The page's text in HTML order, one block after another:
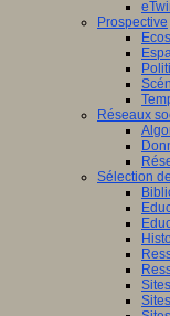
Prospective
Réseaux
Sélection